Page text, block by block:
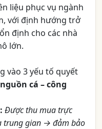
liệu phục vụ ngành
với định hướng trở
định cho các nhà
lớn.
vào 3 yếu tố quyết
nguồn cá – công
Được thu mua trực
trung gian → đảm bảo